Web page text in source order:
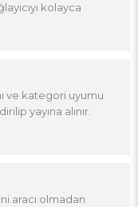
kolayca
ve kategori uyumu
yayına alınır.
aracı olmadan